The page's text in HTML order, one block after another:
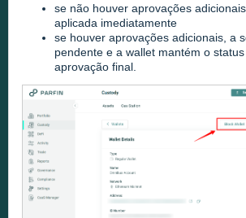
se não houver aprovações
aplicada imediatamente
se houver aprovações adicionais, a
pendente e a wallet mantém o
aprovação final.